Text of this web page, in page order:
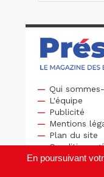
Qui
L'équipe
Publicité
Mentions
Plan du site
Conditions
En poursuivant